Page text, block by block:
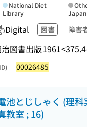
Digital 図書 障害
図書出版1961
National Diet
Library
Japan
00026485
池とじしゃく (理
教室 ; 16)